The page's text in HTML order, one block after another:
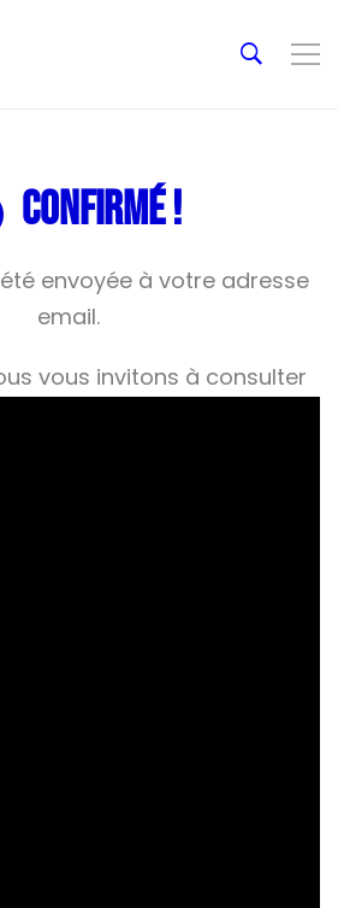
Confirmé !
envoyée à votre adresse
email.
vous invitons à consulter